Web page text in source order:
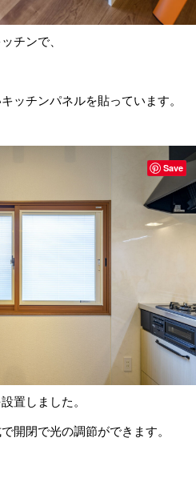
チンで、
ッチンパネルを貼っています。
置しました。
開閉で光の調節ができます。
Save